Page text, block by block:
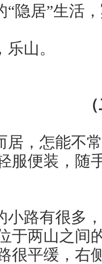
“隐居”生活
山。
居，怎能不
服便装，随
小路有很多
于两山之间
很平缓，右